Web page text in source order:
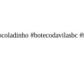
#botecodavilasbc